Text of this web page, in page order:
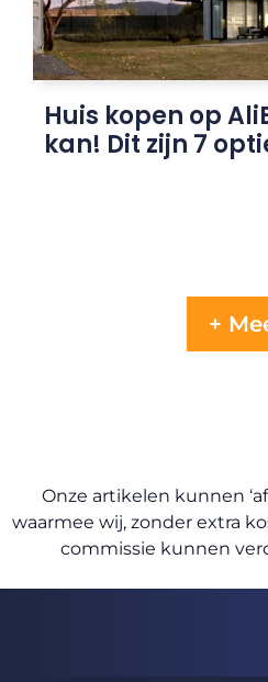
Huis kopen op
kan! Dit zijn 7
+
Onze artikelen kunnen
waarmee wij, zonder extra
commissie kunnen